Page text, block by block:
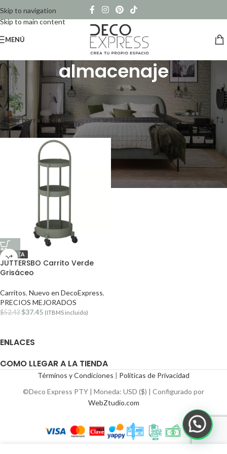
Skip to navigation
Skip to main content
MENÚ
almacenaje
Inicio/
Productos etiquetados “almacenaje”
Mostrando el único resultado
Ver barra lateral
OFERTA
JUTTERSBO Carrito Verde
Grisáceo
Carritos, Nuevo en DecoExpress,
PRECIOS MEJORADOS
$52.43 $37.45 (ITBMS incluido)
ENLACES
COMO LLEGAR A LA TIENDA
Términos y Condiciones | Políticas de Privacidad
©Deco Express PTY | Moneda: USD ($) | Configurado por
WebZtudio.com